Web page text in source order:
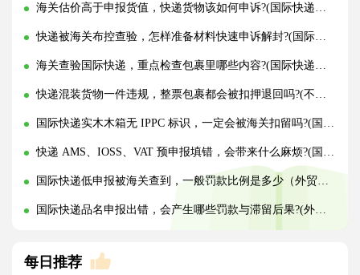
海关估价高于申报货值，快递货物该如何申诉?(国际快递干货知识分享)
快递被海关布控查验，怎样准备材料快速申诉解封?(国际快递干货知识分享)
海关查验国际快递，重点检查包裹里哪些内容?(国际快递干货知识分享)
快递混装货物一件违规，整票包裹都会被扣押退回吗?(不清楚的外贸人看过来)
国际快递实木木箱无 IPPC 标识，一定会被海关扣留吗?(国际快递干货知识分享)
快递 AMS、IOSS、VAT 预申报填错，会带来什么麻烦?(国际快递干货知识分享)
国际快递低申报被海关查到，一般罚款比例是多少（外贸人请注意）
国际快递品名申报出错，会产生哪些罚款与滞留后果?(外贸人请注意)
每日推荐